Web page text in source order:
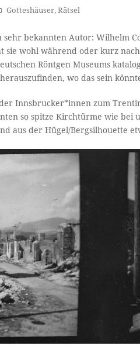
Gotteshäuser,Rätsel
bekannten Autor: Wilhelm
sie wohl während oder kurz
Röntgen Museums
wo das sein
Innsbrucker*innen zum
so spitze Kirchtürme wie bei
aus der Hügel/Bergsilhouette